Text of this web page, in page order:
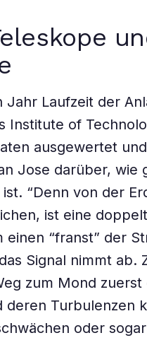
Jahr Laufzeit der
Institute of
ausgewertet
Jose darüber,
“Denn von der
ist eine
einen “franst” der
Signal nimmt ab.
zum Mond
deren Turbulenzen
oder